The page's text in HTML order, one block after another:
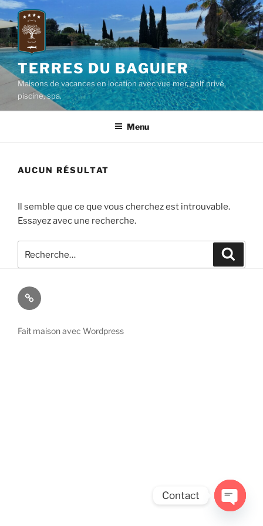
Aller
au
contenu
principal
TERRES DU BAGUIER
Maisons de vacances en location avec vue mer, golf privé,
piscine, spa.
Menu
AUCUN RÉSULTAT
Il semble que ce que vous cherchez est introuvable.
Essayez avec une recherche.
pour
Connexion
Operateur
Fait maison avec Wordpress
Contact
Open